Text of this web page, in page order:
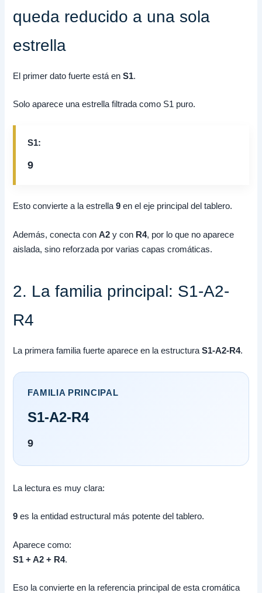
queda reducido a una sola
estrella
El primer dato fuerte está enS1.
Solo aparece una estrella filtrada como S1 puro.
S1:
9
Esto convierte a la estrella9 en el eje principal del tablero.
Además, conecta conA2 y con R4, por lo que no aparece
aislada, sino reforzada por varias capas cromáticas.
2. La familia principal: S1-A2-
R4
La primera familia fuerte aparece en la estructuraS1-A2-R4.
FAMILIA PRINCIPAL
S1-A2-R4
9
La lectura es muy clara:
9 es la entidad estructural más potente del tablero.
Aparece como:
S1 + A2 + R4.
Eso la convierte en la referencia principal de esta cromática